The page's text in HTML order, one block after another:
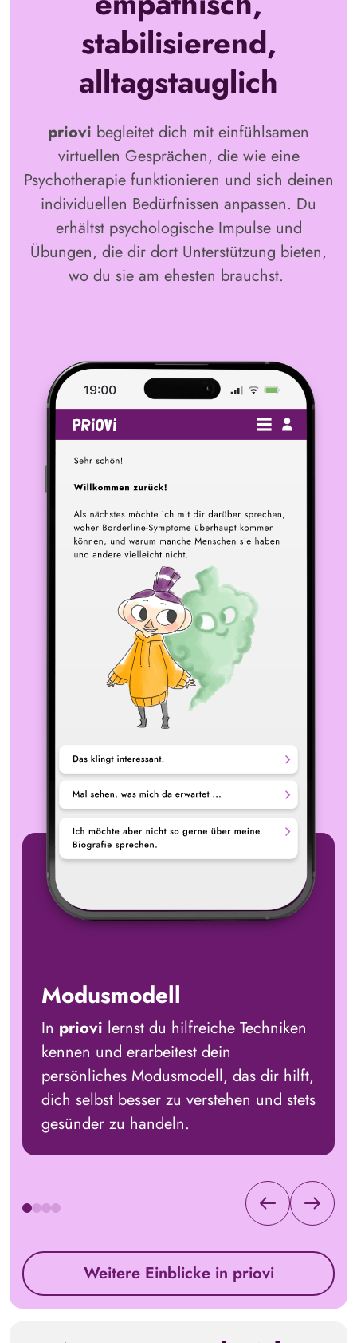
stabilisierend,
alltagstauglich
priovi begleitet dich mit einfühlsamen
virtuellen Gesprächen, die wie eine
Psychotherapie funktionieren und sich deinen
individuellen Bedürfnissen anpassen. Du
erhältst psychologische Impulse und
Übungen, die dir dort Unterstützung bieten,
wo du sie am ehesten brauchst.
Modusmodell
In priovi lernst du hilfreiche Techniken
kennen und erarbeitest dein
persönliches Modusmodell, das dir hilft,
dich selbst besser zu verstehen und stets
gesünder zu handeln.
Weitere Einblicke in priovi